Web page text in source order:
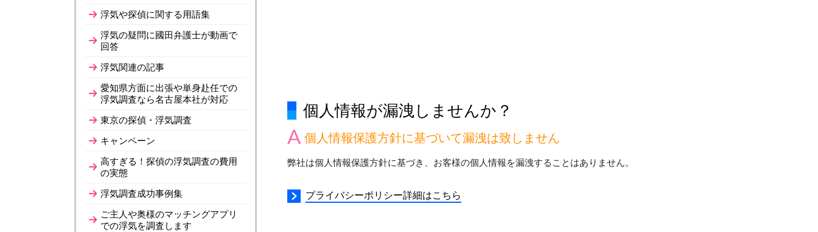
個人情報が漏洩しませんか？
個人情報保護方針に基づいて漏洩は致しません
弊社は個人情報保護方針に基づき、お客様の個人情報を漏洩することはありません。
プライバシーポリシー詳細はこちら
浮気や探偵に関する用語集
浮気の疑問に國田弁護士が動画で
回答
浮気関連の記事
愛知県方面に出張や単身赴任での
浮気調査なら名古屋本社が対応
東京の探偵・浮気調査
キャンペーン
高すぎる！探偵の浮気調査の費用
の実態
浮気調査成功事例集
ご主人や奥様のマッチングアプリ
での浮気を調査します